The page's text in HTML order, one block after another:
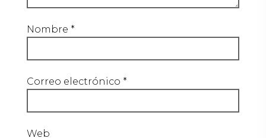
Nombre *
Correo electrónico *
Web